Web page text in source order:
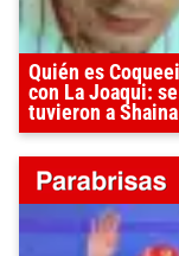
Quién es
con La Joaqui:
tuvieron a Shaina